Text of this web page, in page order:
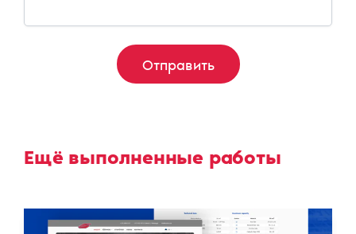
Ещё выполненные работы